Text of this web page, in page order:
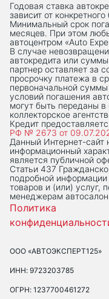
Годовая ставка
зависит от
Минимальный срок
месяцев. При этом
автоцентром «Auto
В случае
автокредита или
партнер оставляет за
просрочку платежа в
первоначальной
условий погашения
могут быть переданы
коллекторское
Кредит
РФ № 2673 от
Данный Интернет-сaйт
информационный
является публичной
Статьи 437
подробной
товаров и (или) услуг,
менеджерам
Политика
ООО «АВТОЭКСПЕРТ125»
ИНН: 9723203785
ОГРН: 1237700461272